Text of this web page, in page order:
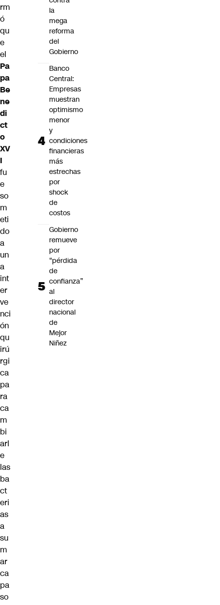
rm
ó
qu
e
el
Pa
pa
Be
ne
di
ct
o
XV
I
fu
e
so
m
eti
do
a
un
a
int
er
ve
nci
ón
qu
irú
rgi
ca
pa
ra
ca
m
bi
arl
e
las
ba
ct
eri
as
a
su
m
ar
ca
pa
so
la
mega
reforma
del
Gobierno
Banco
Central:
Empresas
muestran
optimismo
menor
y
condiciones
financieras
más
estrechas
por
shock
de
costos
Gobierno
remueve
por
“pérdida
de
confianza”
al
director
nacional
de
Mejor
Niñez